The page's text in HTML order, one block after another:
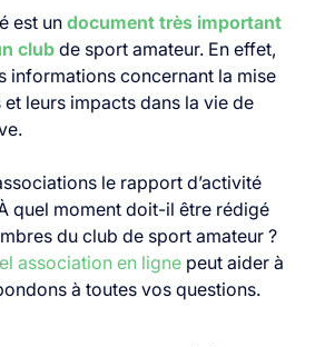
est un document très important
club de sport amateur. En effet,
informations concernant la mise
leurs impacts dans la vie de
le rapport d’activité
quel moment doit-il être rédigé
du club de sport amateur ?
association en ligne peut aider à
à toutes vos questions.